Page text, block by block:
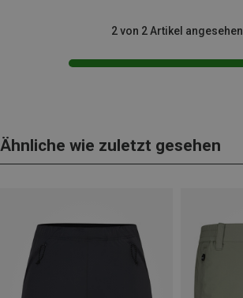
2 von 2 Artikel angesehen
Ähnliche wie zuletzt gesehen